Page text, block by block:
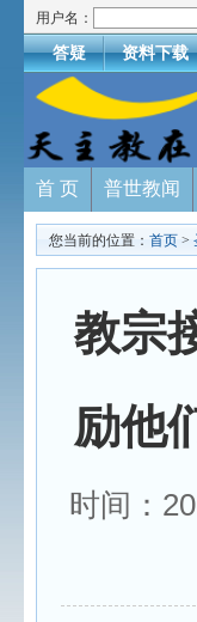
用户名：
答疑 资料下载
首 页 普世教闻
您当前的位置： 首页 >
教宗
励他
时间：